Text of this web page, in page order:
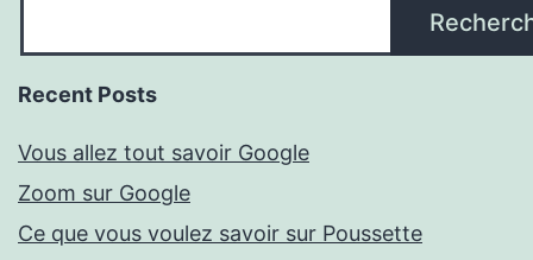
Recent Posts
Vous allez tout savoir Google
Zoom sur Google
Ce que vous voulez savoir sur Poussette